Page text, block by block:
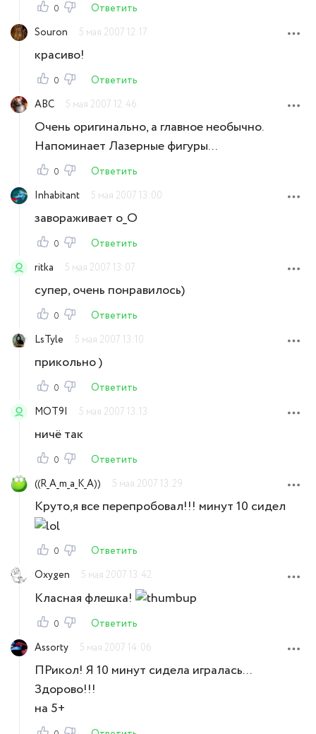
0
Ответить
Souron
5 мая 2007 12:17
красиво!
0
Ответить
ABC
5 мая 2007 12:46
Очень оригинально, а главное необычно.
Напоминает Лазерные фигуры...
0
Ответить
Inhabitant
5 мая 2007 13:00
завораживает о_О
0
Ответить
ritka
5 мая 2007 13:07
супер, очень понравилось)
0
Ответить
LsTyle
5 мая 2007 13:10
прикольно )
0
Ответить
MOT9I
5 мая 2007 13:13
ничё так
0
Ответить
((R_A_m_a_K_A))
5 мая 2007 13:29
Круто,я все перепробовал!!! минут 10 сидел
0
Ответить
Oxygen
5 мая 2007 13:42
Класная флешка!
0
Ответить
Assorty
5 мая 2007 14:06
ПРикол! Я 10 минут сидела игралась...
Здорово!!!
на 5+